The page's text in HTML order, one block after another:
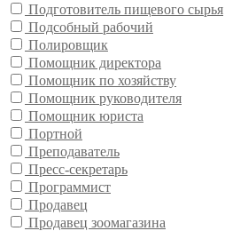
Подготовитель пищевого сырья
Подсобный рабочий
Полировщик
Помощник директора
Помощник по хозяйству
Помощник руководителя
Помощник юриста
Портной
Преподаватель
Пресс-секретарь
Программист
Продавец
Продавец зоомагазина